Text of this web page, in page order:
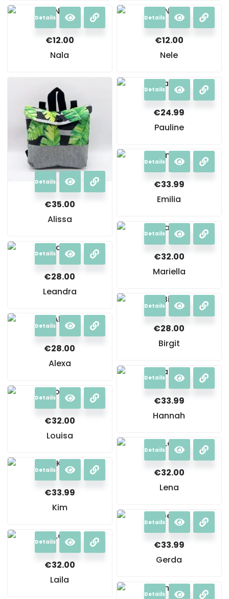
Details
€12.00
Nala
Details
€12.00
Nele
Details
€35.00
Alissa
Details
€24.99
Pauline
Details
€33.99
Emilia
Details
€32.00
Mariella
Details
€28.00
Leandra
Details
€28.00
Birgit
Details
€28.00
Alexa
Details
€33.99
Hannah
Details
€32.00
Louisa
Details
€32.00
Lena
Details
€33.99
Kim
Details
€33.99
Gerda
Details
€32.00
Laila
Details